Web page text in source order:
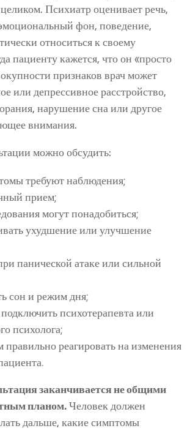
Психиатр оценивает речь,
фон, поведение,
относиться к своему
пациенту кажется, что он «просто
признаков врач может
или депрессивное расстройство,
нарушение сна или другое
внимания.
можно обсудить:
требуют наблюдения;
прием;
могут понадобиться;
ухудшение или улучшение
панической атаке или сильной
сон и режим дня;
подключить психотерапевта или
психолога;
правильно реагировать на изменения
заканчивается не общими
планом.Человек должен
дальше, какие симптомы